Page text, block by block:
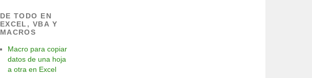
DE TODO EN
EXCEL, VBA Y
MACROS
Macro para copiar
datos de una hoja
a otra en Excel